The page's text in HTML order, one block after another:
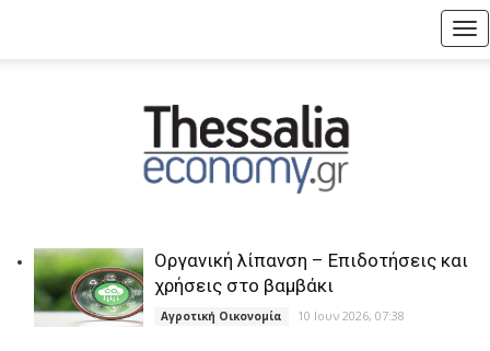
Οργανική λίπανση – Επιδοτήσεις και
χρήσεις στο βαμβάκι
Αγροτική Οικονομία 10 Ιουν 2026, 07:38